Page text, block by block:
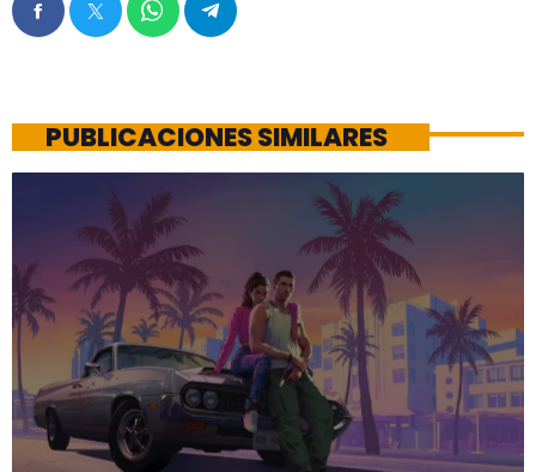
PUBLICACIONES SIMILARES